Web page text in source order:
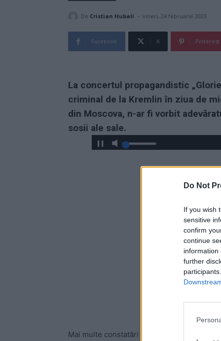
Do Not
If you wish
sensitive
confirm
continue
information
further
De Cristian Hubali - vineri, 24 februarie 2023
Facebook X Pinterest
La concertul propagandistic
criminal de la Kremlin în ziua de
din Moscova, n-ar fi vorbit
sosii ale sale.
Mai multe constatări au apărut imediat pe